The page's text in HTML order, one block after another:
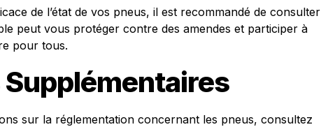
de l’état de vos pneus, il est recommandé de consulter
peut vous protéger contre des amendes et participer à
pour tous.
sur la réglementation concernant les pneus, consultez